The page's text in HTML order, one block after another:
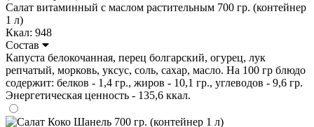
Салат витаминный с маслом растительным 700 гр. (контейнер
1 л)
Ккал: 948
Состав
Капуста белокочанная, перец болгарский, огурец, лук
репчатый, морковь, уксус, соль, сахар, масло. На 100 гр блюдо
содержит: белков - 1,4 гр., жиров - 10,1 гр., углеводов - 9,6 гр.
Энергетическая ценность - 135,6 ккал.